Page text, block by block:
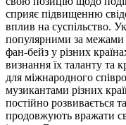
сприяє підвищенню
вплив на суспільство.
популярними за межами
фан-бейз у різних
визнання їх таланту та
для міжнародного
музикантами різних
постійно розвивається
продовжують вражати